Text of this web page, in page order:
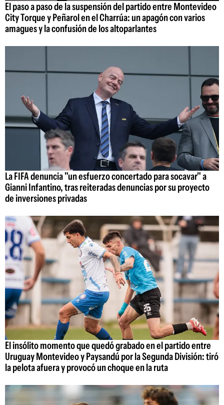
El paso a paso de la suspensión del partido entre Montevideo
City Torque y Peñarol en el Charrúa: un apagón con varios
amagues y la confusión de los altoparlantes
La FIFA denuncia "un esfuerzo concertado para socavar" a
Gianni Infantino, tras reiteradas denuncias por su proyecto
de inversiones privadas
El insólito momento que quedó grabado en el partido entre
Uruguay Montevideo y Paysandú por la Segunda División: tiró
la pelota afuera y provocó un choque en la ruta